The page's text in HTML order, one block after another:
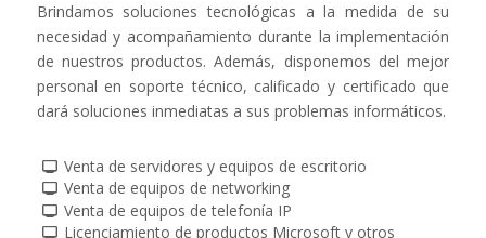
Brindamos soluciones tecnológicas a la medida de su
necesidad y acompañamiento durante la implementación
de nuestros productos. Además, disponemos del mejor
personal en soporte técnico, calificado y certificado que
dará soluciones inmediatas a sus problemas informáticos.
Venta de servidores y equipos de escritorio
Venta de equipos de networking
Venta de equipos de telefonía IP
Licenciamiento de productos Microsoft y otros